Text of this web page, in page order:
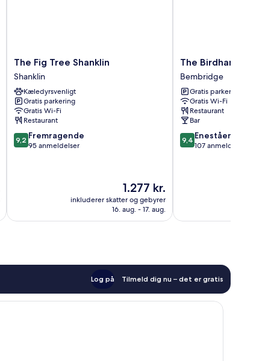
The
Fig
Tree
Shanklin
Shanklin
The Fig Tree Shanklin
Shanklin
Kæledyrsvenligt
Gratis parkering
Gratis Wi-Fi
Restaurant
9.2
ud
9,2 Fremragende
95 anmeldelser
Prisen
er
1.277 kr.
1.277 kr.
inkluderer skatter og gebyrer
16. aug. - 17. aug.
The
Birdham
Hotel
&
Restaurant
Bembridge
The Birdham Hotel
Bembridge
Gratis parkering
Gratis Wi-Fi
Restaurant
Bar
9.4
ud
9,4 Enestående
107 anmeldelser
Log på Tilmeld dig nu – det er gratis